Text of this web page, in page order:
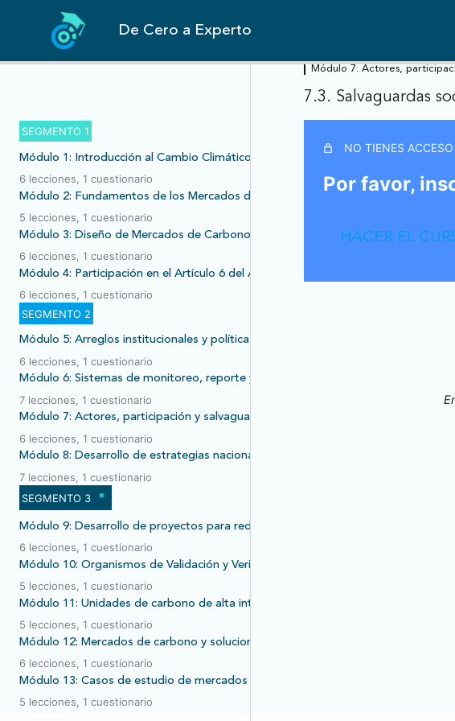
De Cero a Experto
SEGMENTO 1
Módulo 1: Introducción al Cambio Climático y el Acuerdo de París
6 lecciones, 1 cuestionario
Módulo 2: Fundamentos de los Mercados de Carbono
5 lecciones, 1 cuestionario
Módulo 3: Diseño de Mercados de Carbono
6 lecciones, 1 cuestionario
Módulo 4: Participación en el Artículo 6 del Acuerdo de París
6 lecciones, 1 cuestionario
SEGMENTO 2
Módulo 5: Arreglos institucionales y políticas públicas
6 lecciones, 1 cuestionario
Módulo 6: Sistemas de monitoreo, reporte y verificación para mercados de
7 lecciones, 1 cuestionario
Módulo 7: Actores, participación y salvaguardas
6 lecciones, 1 cuestionario
Módulo 8: Desarrollo de estrategias nacionales de mercados de carbono
7 lecciones, 1 cuestionario
SEGMENTO 3
*
Módulo 9: Desarrollo de proyectos para reducir emisiones e incrementar
6 lecciones, 1 cuestionario
Módulo 10: Organismos de Validación y Verificación
5 lecciones, 1 cuestionario
Módulo 11: Unidades de carbono de alta integridad
5 lecciones, 1 cuestionario
Módulo 12: Mercados de carbono y soluciones basadas en la naturaleza
6 lecciones, 1 cuestionario
Módulo 13: Casos de estudio de mercados de carbono en ALC
5 lecciones, 1 cuestionario
Módulo 7: Actores,
7.3. Salvaguardas
NO TIENES
Por favor,
HACER EL